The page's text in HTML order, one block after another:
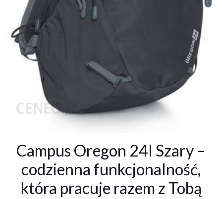
Campus Oregon 24l Szary –
codzienna funkcjonalność,
która pracuje razem z Tobą